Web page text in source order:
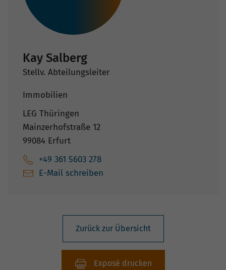
Kay Salberg
Stellv. Abteilungsleiter
Immobilien
LEG Thüringen
Mainzerhofstraße 12
99084 Erfurt
+49 361 5603 278
E-Mail schreiben
Zurück zur Übersicht
Exposé drucken